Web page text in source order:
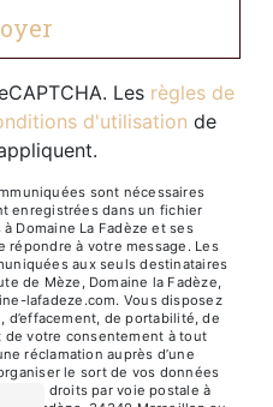
Les règles de
d'utilisation de
sont nécessaires
enregistrées dans un fichier
Domaine La Fadèze et ses
à votre message. Les
aux seuls destinataires
de Mèze, Domaine la Fadèze,
lafadeze.com. Vous disposez
d’effacement, de portabilité, de
de votre consentement à tout
réclamation auprès d’une
le sort de vos données
ces droits par voie postale à